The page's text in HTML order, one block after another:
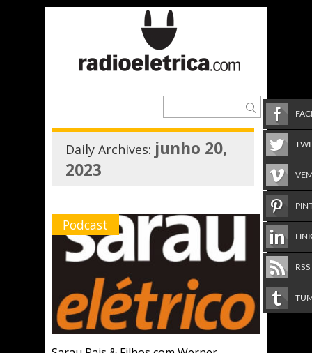
Daily Archives: junho 20,
2023
Podcast
RSS